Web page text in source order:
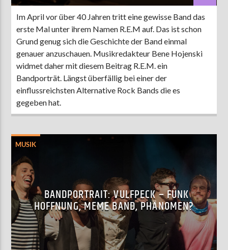
Im April vor über 40 Jahren tritt eine gewisse Band das
erste Mal unter ihrem Namen R.E.M auf. Das ist schon
Grund genug sich die Geschichte der Band einmal
genauer anzuschauen. Musikredakteur Bene Hojenski
widmet daher mit diesem Beitrag R.E.M. ein
Bandporträt. Längst überfällig bei einer der
einflussreichsten Alternative Rock Bands die es
gegeben hat.
MUSIK
BANDPORTRAIT: VULFPECK – FUNK
HOFFNUNG, MEME BAND, PHÄNOMEN?